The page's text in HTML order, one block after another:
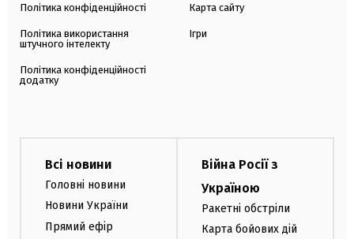
Політика конфіденційності
Політика використання
штучного інтелекту
Політика конфіденційності
додатку
Карта сайту
Ігри
Всі новини
Головні новини
Новини України
Прямий ефір
Війна Росії з
Україною
Ракетні обстріли
Карта бойових дій